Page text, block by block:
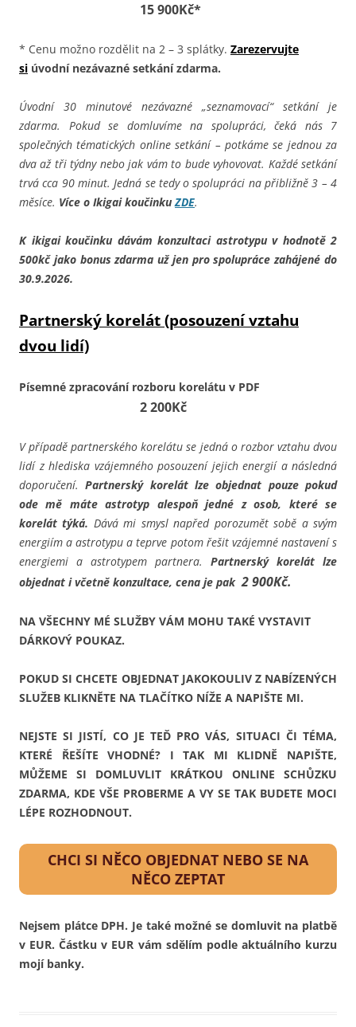
15 900Kč*
* Cenu možno rozdělit na 2 – 3 splátky. Zarezervujte
si úvodní nezávazné setkání zdarma.
Úvodní 30 minutové nezávazné „seznamovací“ setkání je
zdarma. Pokud se domluvíme na spolupráci, čeká nás 7
společných tématických online setkání – potkáme se jednou za
dva až tři týdny nebo jak vám to bude vyhovovat. Každé setkání
trvá cca 90 minut. Jedná se tedy o spolupráci na přibližně 3 – 4
měsíce. Více o Ikigai koučinkuZDE.
K ikigai koučinku dávám konzultaci astrotypu v hodnotě 2
500kč jako bonus zdarma už jen pro spolupráce zahájené do
30.9.2026.
Partnerský korelát (posouzení vztahu
dvou lidí)
Písemné zpracování rozboru korelátu v PDF
2 200Kč
V případě partnerského korelátu se jedná o rozbor vztahu dvou
lidí z hlediska vzájemného posouzení jejich energií a následná
doporučení.Partnerský korelát lze objednat pouze pokud
ode mě máte astrotyp alespoň jedné z osob, které se
korelát týká. Dává mi smysl napřed porozumět sobě a svým
energiím a astrotypu a teprve potom řešit vzájemné nastavení s
energiemi a astrotypem partnera. Partnerský korelát lze
objednat i včetně konzultace, cena je pak2 900Kč.
NA VŠECHNY MÉ SLUŽBY VÁM MOHU TAKÉ VYSTAVIT
DÁRKOVÝ POUKAZ.
POKUD SI CHCETE OBJEDNAT JAKOKOULIV Z NABÍZENÝCH
SLUŽEB KLIKNĚTE NA TLAČÍTKO NÍŽE A NAPIŠTE MI.
NEJSTE SI JISTÍ, CO JE TEĎ PRO VÁS, SITUACI ČI TÉMA,
KTERÉ ŘEŠÍTE VHODNÉ? I TAK MI KLIDNĚ NAPIŠTE,
MŮŽEME SI DOMLUVLIT KRÁTKOU ONLINE SCHŮZKU
ZDARMA, KDE VŠE PROBERME A VY SE TAK BUDETE MOCI
LÉPE ROZHODNOUT.
CHCI SI NĚCO OBJEDNAT NEBO SE NA
NĚCO ZEPTAT
Nejsem plátce DPH. Je také možné se domluvit na platbě
v EUR. Částku v EUR vám sdělím podle aktuálního kurzu
mojí banky.